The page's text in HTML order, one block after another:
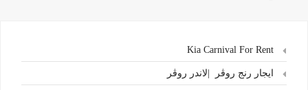
ايجار رنج روڤر |لاندر روڤر